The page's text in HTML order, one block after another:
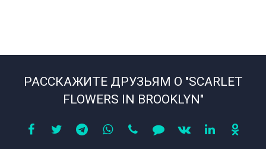
РАССКАЖИТЕ ДРУЗЬЯМ О "SCARLET
FLOWERS IN BROOKLYN"